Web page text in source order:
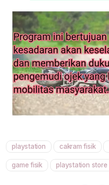
playstation cakram fisik
game fisik playstation store